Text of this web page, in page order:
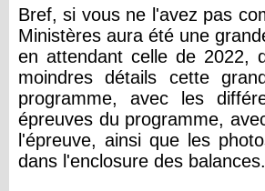
Bref, si vous ne l'avez pas
Ministères aura été une
en attendant celle de 2022,
moindres détails cette
programme, avec les
épreuves du programme,
l'épreuve, ainsi que les
dans l'enclosure des